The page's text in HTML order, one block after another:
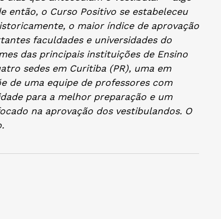
então, o Curso Positivo se estabeleceu
o maior índice de aprovação
faculdades e universidades do
das principais instituições de Ensino
sedes em Curitiba (PR), uma em
de uma equipe de professores com
para a melhor preparação e um
na aprovação dos vestibulandos. O